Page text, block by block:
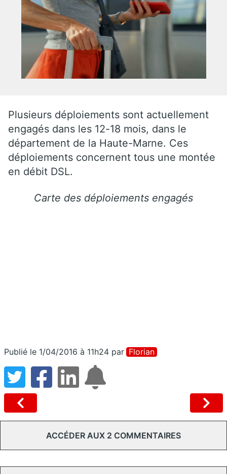
Plusieurs déploiements sont actuellement
engagés dans les 12-18 mois, dans le
département de la Haute-Marne. Ces
déploiements concernent tous une montée
en débit DSL.
Carte des déploiements engagés
Publié le 1/04/2016 à 11h24 par Florian
ACCÉDER AUX 2 COMMENTAIRES